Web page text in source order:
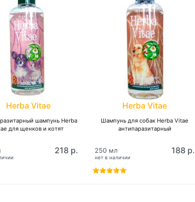
Herba Vitae
шампунь Herba
для щенков и котят
218 р.
Herba Vitae
Шампунь для собак Herba Vitae
антипаразитарный
нет в наличии
250 мл 188 р.